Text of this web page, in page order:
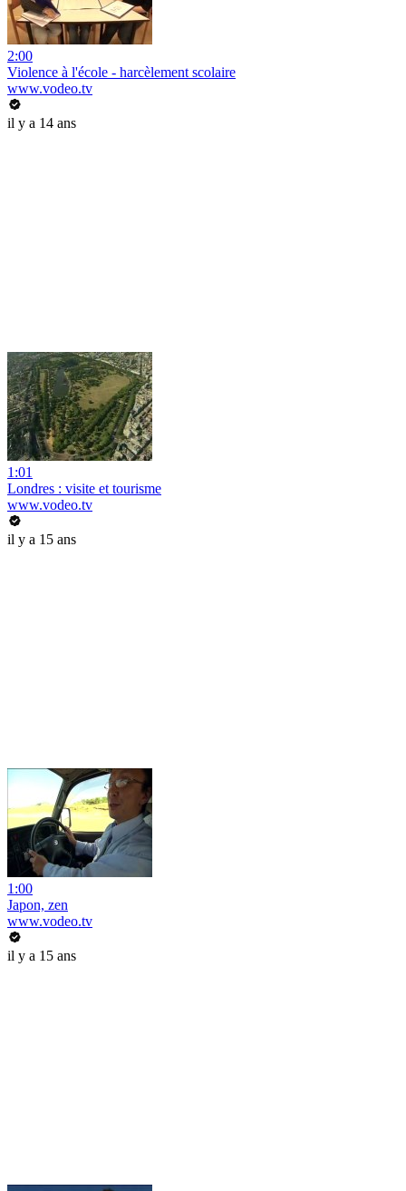
2:00
Violence à l'école - harcèlement scolaire
www.vodeo.tv
il y a 14 ans
1:01
Londres : visite et tourisme
www.vodeo.tv
il y a 15 ans
1:00
Japon, zen
www.vodeo.tv
il y a 15 ans